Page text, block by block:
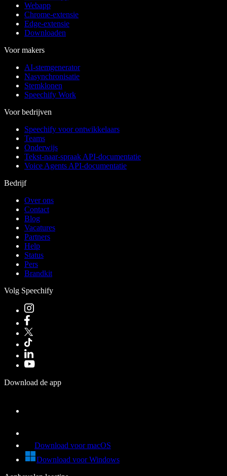
Webapp
Chrome-extensie
Edge-extensie
Downloaden
Voor makers
AI-stemgenerator
Nasynchronisatie
Stemklonen
Speechify Work
Voor bedrijven
Speechify voor ontwikkelaars
Teams
Onderwijs
Tekst-naar-spraak API-documentatie
Voice Agents API-documentatie
Bedrijf
Over ons
Contact
Blog
Vacatures
Partners
Help
Status
Pers
Brandkit
Volg Speechify
Download de app
Download voor macOS
Download voor Windows